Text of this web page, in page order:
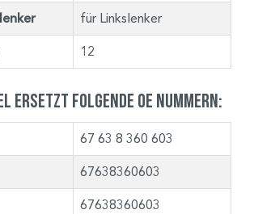
für Linkslenker
12
ersetzt folgende OE Nummern:
67 63 8 360 603
67638360603
67638360603